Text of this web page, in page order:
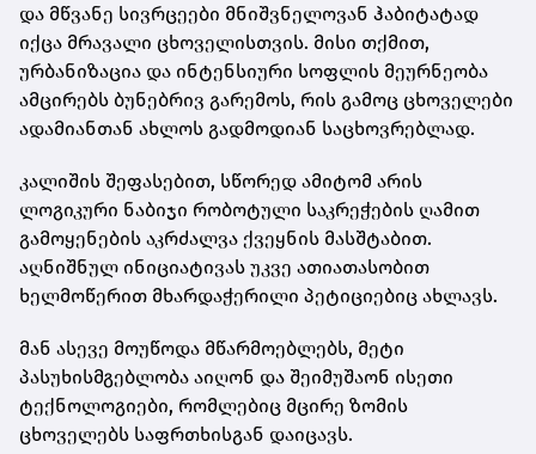
და მწვანე სივრცეები მნიშვნელოვან ჰაბიტატად
იქცა მრავალი ცხოველისთვის. მისი თქმით,
ურბანიზაცია და ინტენსიური სოფლის მეურნეობა
ამცირებს ბუნებრივ გარემოს, რის გამოც ცხოველები
ადამიანთან ახლოს გადმოდიან საცხოვრებლად.
კალიშის შეფასებით, სწორედ ამიტომ არის
ლოგიკური ნაბიჯი რობოტული საკრეჭების ღამით
გამოყენების აკრძალვა ქვეყნის მასშტაბით.
აღნიშნულ ინიციატივას უკვე ათიათასობით
ხელმოწერით მხარდაჭერილი პეტიციებიც ახლავს.
მან ასევე მოუწოდა მწარმოებლებს, მეტი
პასუხისმგებლობა აიღონ და შეიმუშაონ ისეთი
ტექნოლოგიები, რომლებიც მცირე ზომის
ცხოველებს საფრთხისგან დაიცავს.